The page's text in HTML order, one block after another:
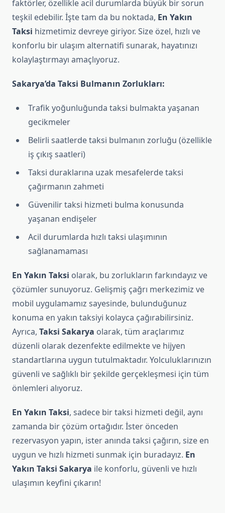
faktörler, özellikle acil durumlarda büyük bir sorun
teşkil edebilir. İşte tam da bu noktada, En Yakın
Taksi hizmetimiz devreye giriyor. Size özel, hızlı ve
konforlu bir ulaşım alternatifi sunarak, hayatınızı
kolaylaştırmayı amaçlıyoruz.
Sakarya’da Taksi Bulmanın Zorlukları:
Trafik yoğunluğunda taksi bulmakta yaşanan
gecikmeler
Belirli saatlerde taksi bulmanın zorluğu (özellikle
iş çıkış saatleri)
Taksi duraklarına uzak mesafelerde taksi
çağırmanın zahmeti
Güvenilir taksi hizmeti bulma konusunda
yaşanan endişeler
Acil durumlarda hızlı taksi ulaşımının
sağlanamaması
En Yakın Taksi olarak, bu zorlukların farkındayız ve
çözümler sunuyoruz. Gelişmiş çağrı merkezimiz ve
mobil uygulamamız sayesinde, bulunduğunuz
konuma en yakın taksiyi kolayca çağırabilirsiniz.
Ayrıca, Taksi Sakarya olarak, tüm araçlarımız
düzenli olarak dezenfekte edilmekte ve hijyen
standartlarına uygun tutulmaktadır. Yolculuklarınızın
güvenli ve sağlıklı bir şekilde gerçekleşmesi için tüm
önlemleri alıyoruz.
En Yakın Taksi, sadece bir taksi hizmeti değil, aynı
zamanda bir çözüm ortağıdır. İster önceden
rezervasyon yapın, ister anında taksi çağırın, size en
uygun ve hızlı hizmeti sunmak için buradayız. En
Yakın Taksi Sakarya ile konforlu, güvenli ve hızlı
ulaşımın keyfini çıkarın!